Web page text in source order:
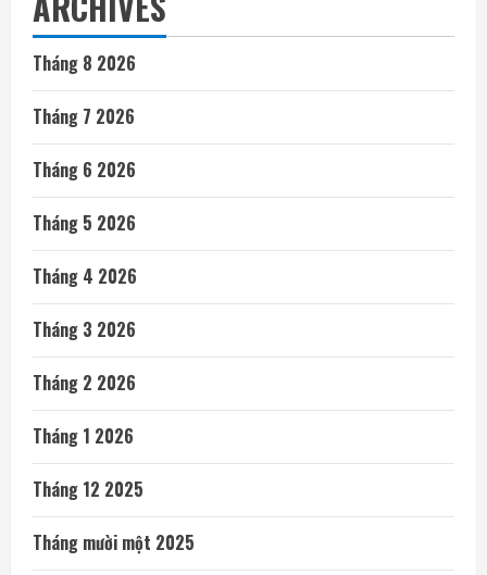
Tháng 8 2026
Tháng 7 2026
Tháng 6 2026
Tháng 5 2026
Tháng 4 2026
Tháng 3 2026
Tháng 2 2026
Tháng 1 2026
Tháng 12 2025
Tháng mười một 2025